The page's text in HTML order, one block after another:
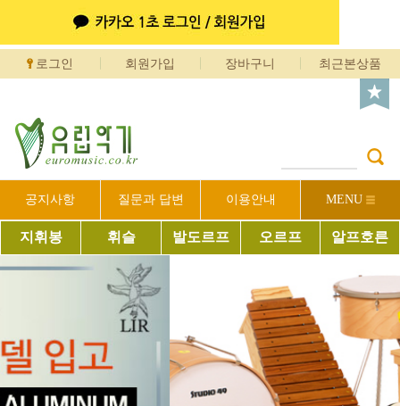
로그인 회원가입 장바구니 최근본상품
공지사항 질문과 답변 이용안내 MENU
지휘봉 휘슬 발도르프 오르프 알프호른